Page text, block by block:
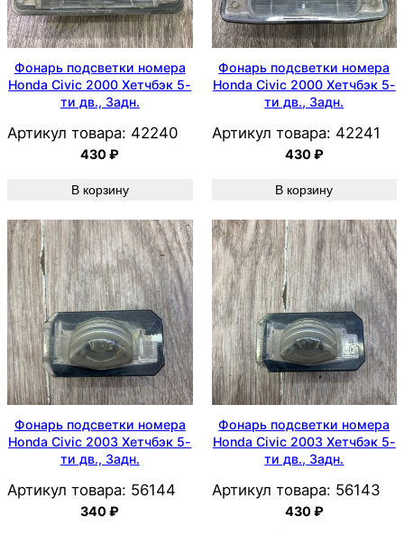
Фонарь подсветки номера
Honda Civic 2000 Хетчбэк 5-
ти дв., Задн.
Артикул товара: 42240
430₽
В корзину
Фонарь подсветки номера
Honda Civic 2000 Хетчбэк 5-
ти дв., Задн.
Артикул товара: 42241
430₽
В корзину
Фонарь подсветки номера
Honda Civic 2003 Хетчбэк 5-
ти дв., Задн.
Артикул товара: 56144
340₽
Фонарь подсветки номера
Honda Civic 2003 Хетчбэк 5-
ти дв., Задн.
Артикул товара: 56143
430₽